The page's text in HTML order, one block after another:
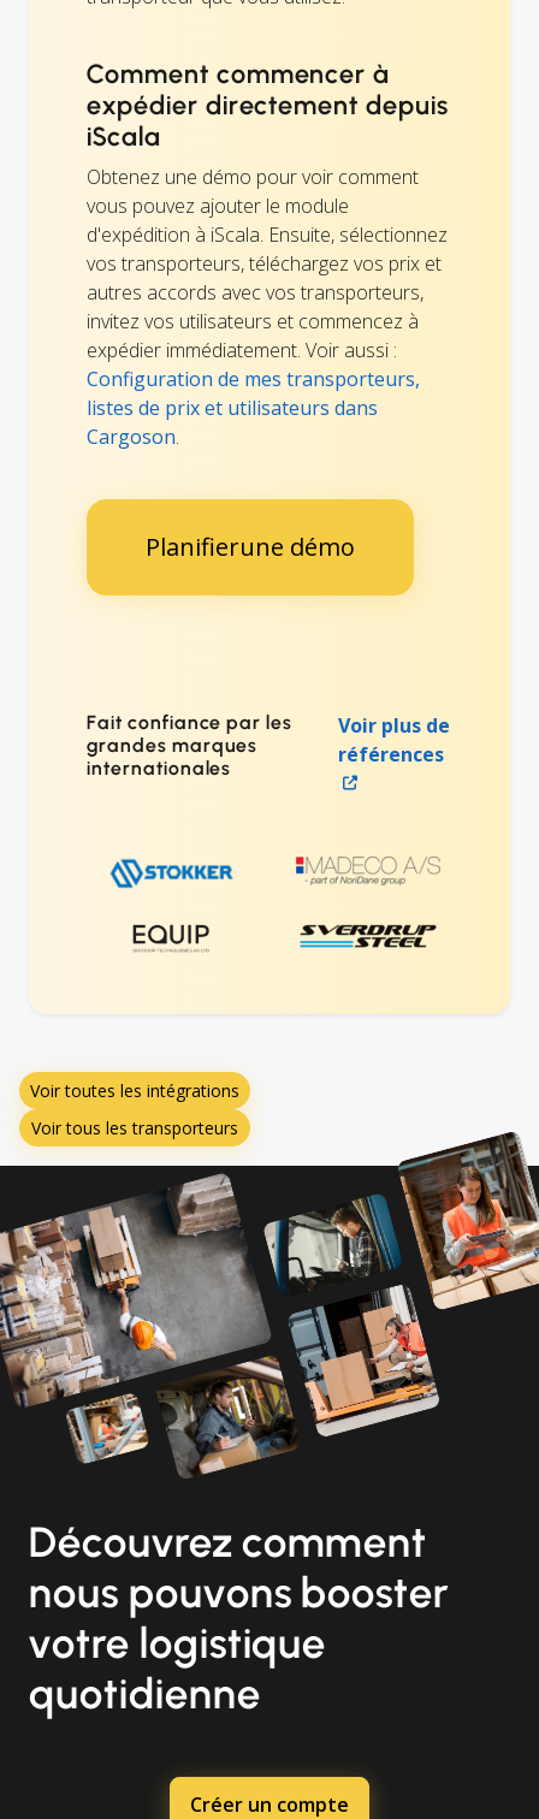
Comment commencer à
expédier directement depuis
iScala
Obtenez une démo pour voir comment
vous pouvez ajouter le module
d'expédition à iScala. Ensuite, sélectionnez
vos transporteurs, téléchargez vos prix et
autres accords avec vos transporteurs,
invitez vos utilisateurs et commencez à
expédier immédiatement. Voir aussi :
Configuration de mes transporteurs,
listes de prix et utilisateurs dans
Cargoson.
Planifierune démo
Fait confiance par les
grandes marques
internationales
Voir plus de
références
Voir toutes les intégrations
Voir tous les transporteurs
Découvrez comment
nous pouvons booster
votre logistique
quotidienne
Créer un compte